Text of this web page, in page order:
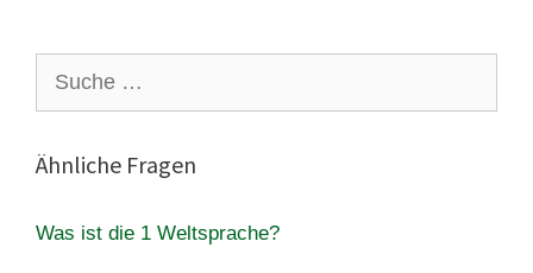
nach:
Ähnliche Fragen
Was ist die 1 Weltsprache?